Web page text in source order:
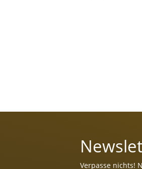
Verpasse nichts!